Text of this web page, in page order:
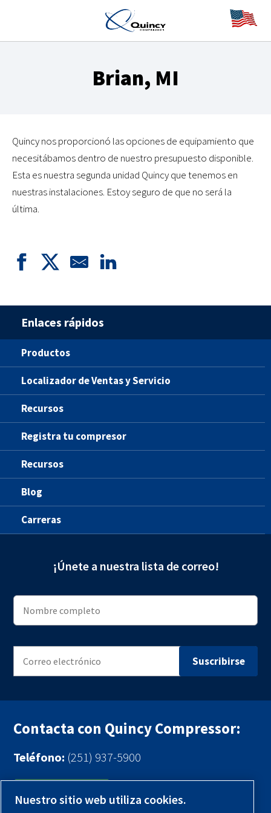
Brian, MI
Quincy nos proporcionó las opciones de equipamiento que
necesitábamos dentro de nuestro presupuesto disponible.
Esta es nuestra segunda unidad Quincy que tenemos en
nuestras instalaciones. Estoy seguro de que no será la
última.
Enlaces rápidos
Productos
Localizador de Ventas y Servicio
Recursos
Registra tu compresor
Recursos
Blog
Carreras
¡Únete a nuestra lista de correo!
Contacta con Quincy Compressor:
Teléfono: (251) 937-5900
Contáctenos
Nuestro sitio web utiliza cookies.